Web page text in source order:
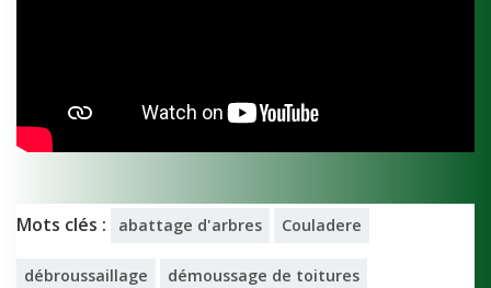
Mots clés : abattage d'arbres Couladere
débroussaillage démoussage de toitures